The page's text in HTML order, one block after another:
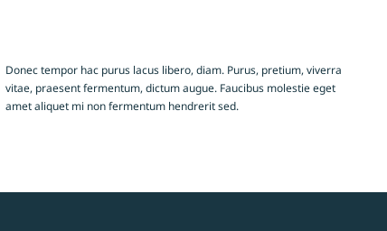
Donec tempor hac purus lacus libero, diam. Purus, pretium, viverra
vitae, praesent fermentum, dictum augue. Faucibus molestie eget
amet aliquet mi non fermentum hendrerit sed.